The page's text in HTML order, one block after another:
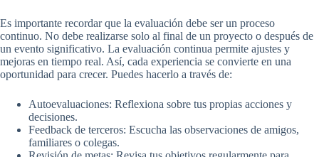
Es importante recordar que la evaluación debe ser un proceso
continuo. No debe realizarse solo al final de un proyecto o después de
un evento significativo. La evaluación continua permite ajustes y
mejoras en tiempo real. Así, cada experiencia se convierte en una
oportunidad para crecer. Puedes hacerlo a través de:
Autoevaluaciones: Reflexiona sobre tus propias acciones y
decisiones.
Feedback de terceros: Escucha las observaciones de amigos,
familiares o colegas.